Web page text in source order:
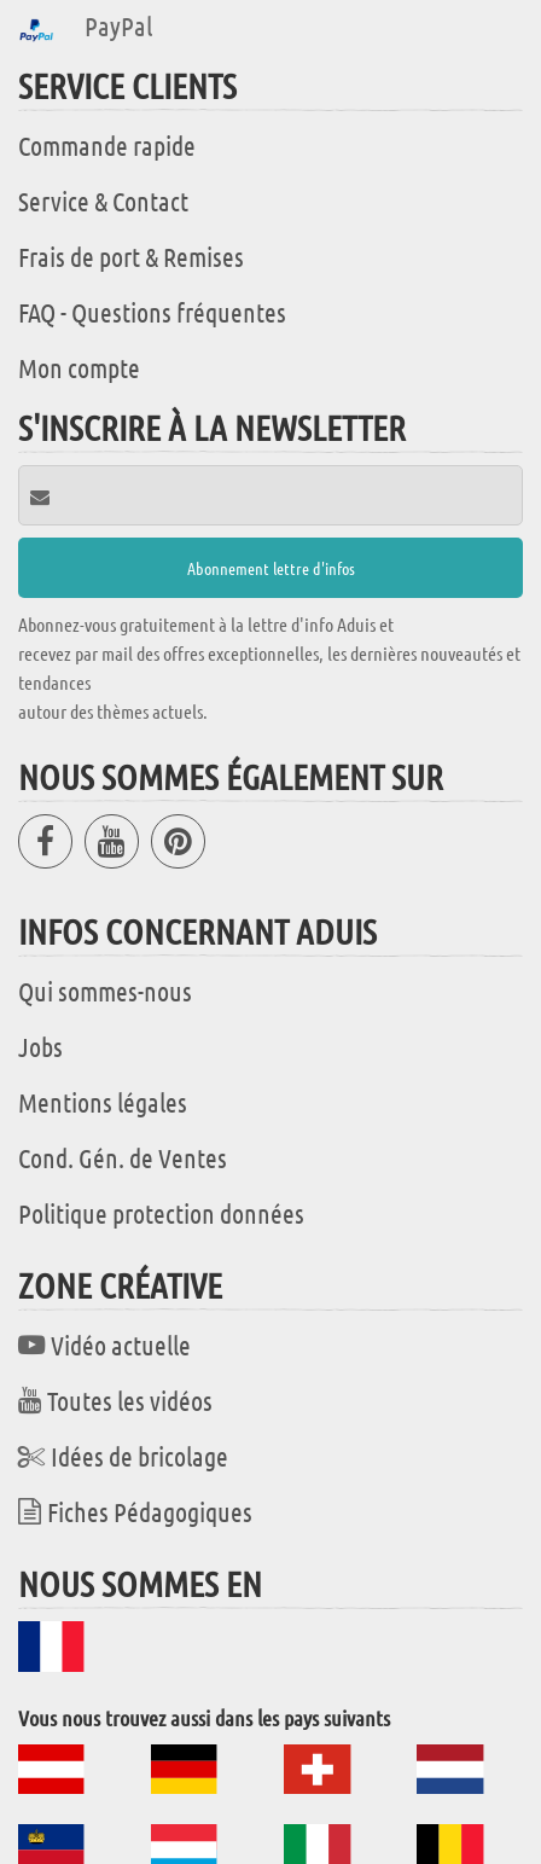
PayPal
SERVICE CLIENTS
Commande rapide
Service & Contact
Frais de port & Remises
FAQ - Questions fréquentes
Mon compte
S'INSCRIRE À LA NEWSLETTER
Abonnez-vous gratuitement à la lettre d'info Aduis et
recevez par mail des offres exceptionnelles, les dernières nouveautés et
tendances
autour des thèmes actuels.
NOUS SOMMES ÉGALEMENT SUR
INFOS CONCERNANT ADUIS
Qui sommes-nous
Jobs
Mentions légales
Cond. Gén. de Ventes
Politique protection données
ZONE CRÉATIVE
Vidéo actuelle
Toutes les vidéos
Idées de bricolage
Fiches Pédagogiques
NOUS SOMMES EN
Vous nous trouvez aussi dans les pays suivants